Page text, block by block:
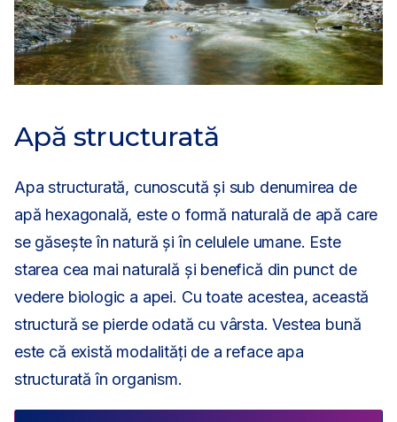
Apă structurată
Apa structurată, cunoscută și sub denumirea de
apă hexagonală, este o formă naturală de apă care
se găsește în natură și în celulele umane. Este
starea cea mai naturală și benefică din punct de
vedere biologic a apei. Cu toate acestea, această
structură se pierde odată cu vârsta. Vestea bună
este că există modalități de a reface apa
structurată în organism.